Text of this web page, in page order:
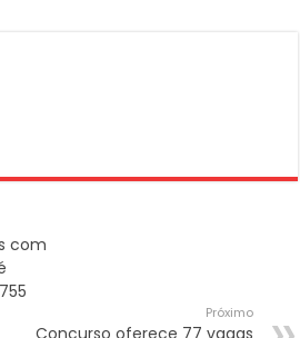
com
Próximo
Concurso oferece 77 vagas